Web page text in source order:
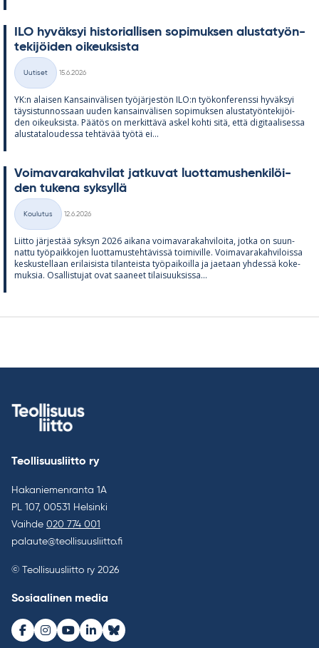
ILO hy­väk­syi his­to­rial­li­sen so­pi­muk­sen alus­ta­työn­
te­ki­jöi­den oi­keuk­sista
Kategoriat
Uutiset
15.6.2026
YK:n alai­sen Kan­sain­vä­li­sen työ­jär­jes­tön ILO:n työ­kon­fe­renssi hy­väk­syi
täy­sis­tun­nos­saan uu­den kan­sain­vä­li­sen so­pi­muk­sen alus­ta­työn­te­ki­jöi­
den oi­keuk­sista. Pää­tös on mer­kit­tävä as­kel kohti sitä, että di­gi­taa­li­sessa
alus­ta­ta­lou­dessa teh­tä­vää työtä ei...
Voi­ma­va­ra­kah­vi­lat jat­ku­vat luot­ta­mus­hen­ki­löi­
den tu­kena syk­syllä
Kategoriat
Koulutus
12.6.2026
Liitto jär­jes­tää syk­syn 2026 ai­kana voi­ma­va­ra­kah­vi­loita, jotka on suun­
nattu työ­paik­ko­jen luot­ta­mus­teh­tä­vissä toi­mi­ville. Voi­ma­va­ra­kah­vi­loissa
kes­kus­tel­laan eri­lai­sista ti­lan­teista työ­pai­koilla ja jae­taan yh­dessä ko­ke­
muk­sia. Osal­lis­tu­jat ovat saa­neet ti­lai­suuk­sissa...
Teollisuusliitto ry
Hakaniemenranta 1A
PL 107, 00531 Helsinki
Vaihde 020 774 001
palaute@teollisuusliitto.fi
© Teollisuusliitto ry 2026
Sosiaalinen media
Facebook
Instagram
Youtube
LinkedInBluesky